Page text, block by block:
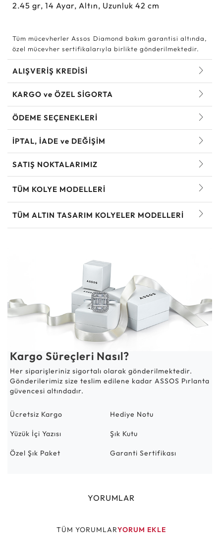
2.45 gr, 14 Ayar, Altın, Uzunluk 42 cm
Tüm mücevherler Assos Diamond bakım garantisi altında,
özel mücevher sertifikalarıyla birlikte gönderilmektedir.
ALIŞVERİŞ KREDİSİ
KARGO ve ÖZEL SİGORTA
ÖDEME SEÇENEKLERİ
İPTAL, İADE ve DEĞİŞİM
SATIŞ NOKTALARIMIZ
TÜM KOLYE MODELLERI
TÜM ALTIN TASARIM KOLYELER MODELLERI
Kargo Süreçleri Nasıl?
Her siparişleriniz sigortalı olarak gönderilmektedir.
Gönderilerimiz size teslim edilene kadar ASSOS Pırlanta
güvencesi altındadır.
Ücretsiz Kargo Hediye Notu
Yüzük İçi Yazısı Şık Kutu
Özel Şık Paket Garanti Sertifikası
YORUMLAR
TÜM YORUMLARYORUM EKLE